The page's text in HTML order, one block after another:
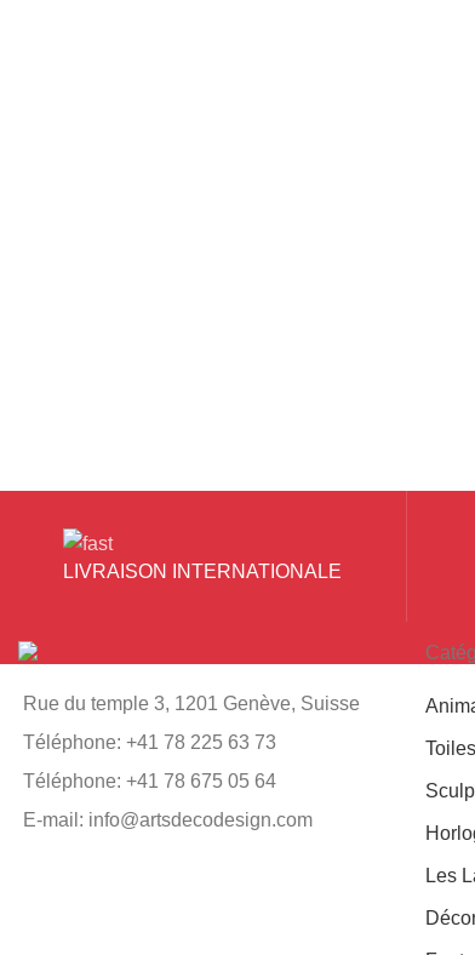
LIVRAISON INTERNATIONALE
Rue du temple 3, 1201 Genève, Suisse
Téléphone: +41 78 225 63 73
Téléphone: +41 78 675 05 64
E-mail: info@artsdecodesign.com
Les